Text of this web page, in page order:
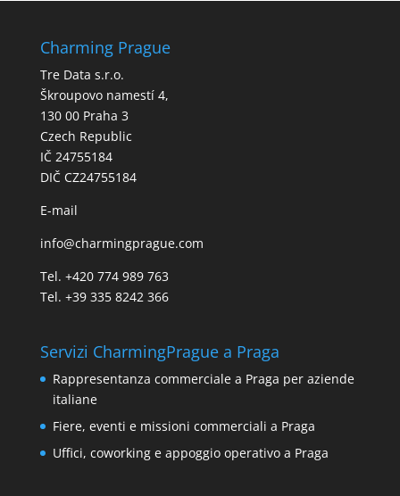
Charming Prague
Tre Data s.r.o.
Škroupovo namestí 4,
130 00 Praha 3
Czech Republic
IČ 24755184
DIČ CZ24755184
E-mail
info@charmingprague.com
Tel. +420 774 989 763
Tel. +39 335 8242 366
Servizi CharmingPrague a Praga
Rappresentanza commerciale a Praga per aziende
italiane
Fiere, eventi e missioni commerciali a Praga
Uffici, coworking e appoggio operativo a Praga